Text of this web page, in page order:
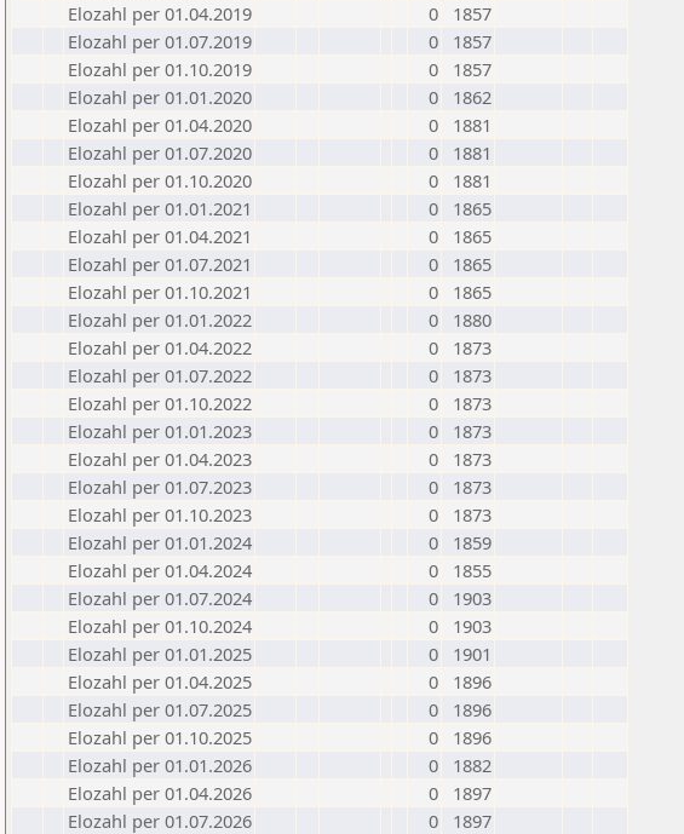
Elozahl per 01.04.2019
0
1857
Elozahl per 01.07.2019
0
1857
Elozahl per 01.10.2019
0
1857
Elozahl per 01.01.2020
0
1862
Elozahl per 01.04.2020
0
1881
Elozahl per 01.07.2020
0
1881
Elozahl per 01.10.2020
0
1881
Elozahl per 01.01.2021
0
1865
Elozahl per 01.04.2021
0
1865
Elozahl per 01.07.2021
0
1865
Elozahl per 01.10.2021
0
1865
Elozahl per 01.01.2022
0
1880
Elozahl per 01.04.2022
0
1873
Elozahl per 01.07.2022
0
1873
Elozahl per 01.10.2022
0
1873
Elozahl per 01.01.2023
0
1873
Elozahl per 01.04.2023
0
1873
Elozahl per 01.07.2023
0
1873
Elozahl per 01.10.2023
0
1873
Elozahl per 01.01.2024
0
1859
Elozahl per 01.04.2024
0
1855
Elozahl per 01.07.2024
0
1903
Elozahl per 01.10.2024
0
1903
Elozahl per 01.01.2025
0
1901
Elozahl per 01.04.2025
0
1896
Elozahl per 01.07.2025
0
1896
Elozahl per 01.10.2025
0
1896
Elozahl per 01.01.2026
0
1882
Elozahl per 01.04.2026
0
1897
Elozahl per 01.07.2026
0 1897